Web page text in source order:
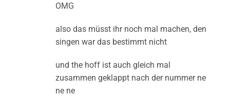
OMG
also das müsst ihr noch mal machen, den
singen war das bestimmt nicht
und the hoff ist auch gleich mal
zusammen geklappt nach der nummer ne
ne ne